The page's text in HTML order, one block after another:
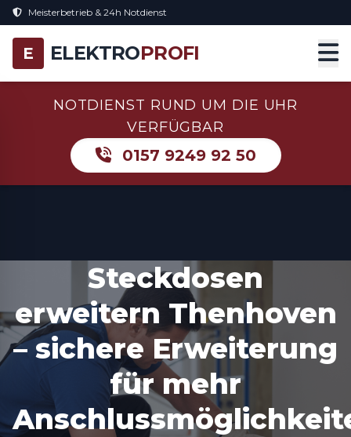
Meisterbetrieb & 24h Notdienst
E ELEKTROPROFI
NOTDIENST RUND UM DIE UHR
VERFÜGBAR
0157 9249 92 50
Steckdosen
erweitern Thenhoven
– sichere Erweiterung
für mehr